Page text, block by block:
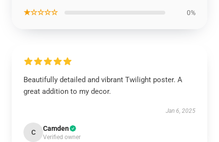
★☆☆☆☆ 0%
Beautifully detailed and vibrant Twilight poster. A
great addition to my decor.
Jan 6, 2025
C Camden
Verified owner